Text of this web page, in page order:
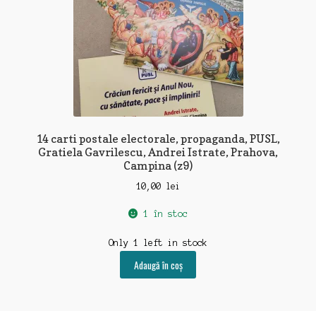
14 carti postale electorale, propaganda, PUSL,
Gratiela Gavrilescu, Andrei Istrate, Prahova,
Campina (z9)
10,00 lei
1 în stoc
Only 1 left in stock
Adaugă în coș